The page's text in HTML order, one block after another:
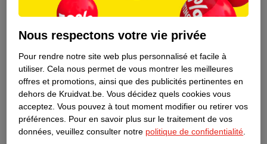
Nous respectons votre vie privée
Pour rendre notre site web plus personnalisé et facile à
utiliser. Cela nous permet de vous montrer les meilleures
offres et promotions, ainsi que des publicités pertinentes en
dehors de Kruidvat.be. Vous décidez quels cookies vous
acceptez. Vous pouvez à tout moment modifier ou retirer vos
préférences. Pour en savoir plus sur le traitement de vos
données, veuillez consulter notre politique de confidentialité